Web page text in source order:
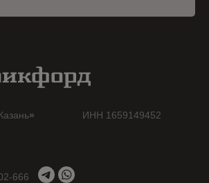
ИНН 1659149452
666
»